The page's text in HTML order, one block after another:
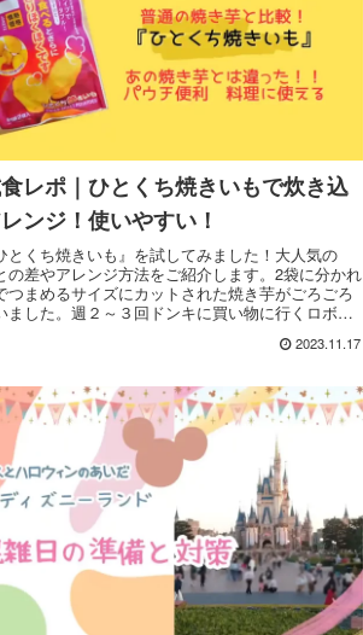
レポ｜ひとくち焼きいもで炊き込
ンジ！使いやすい！
とくち焼きいも』を試してみました！大人気の
の差やアレンジ方法をご紹介します。2袋に分かれ
つまめるサイズにカットされた焼き芋がごろごろ
ました。週２～３回ドンキに買い物に行くロボマ
2023.11.17